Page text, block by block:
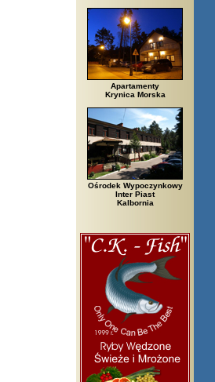
Białobrzegi, Białowieża, Bielsko
Apartamenty
Krynica Morska
Ośrodek Wypoczynkowy
Inter Piast
Kalbornia